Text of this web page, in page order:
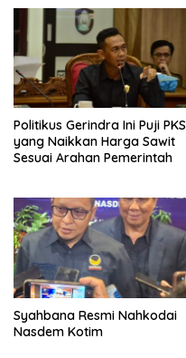
Politikus Gerindra Ini Puji PKS
yang Naikkan Harga Sawit
Sesuai Arahan Pemerintah
Syahbana Resmi Nahkodai
Nasdem Kotim